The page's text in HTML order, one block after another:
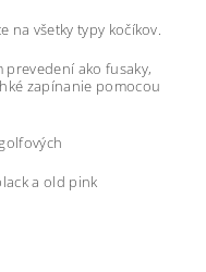
na všetky typy kočíkov.
prevedení ako fusaky,
zapínanie pomocou
a old pink